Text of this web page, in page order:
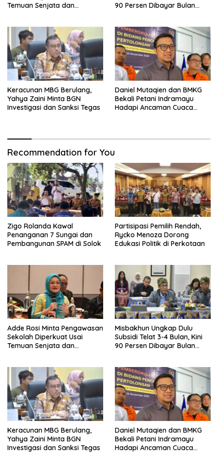
Temuan Senjata dan
90 Persen Dibayar Bulan
Keracunan MBG Berulang,
Yahya Zaini Minta BGN
Investigasi dan Sanksi Tegas
Daniel Mutaqien dan BMKG
Bekali Petani Indramayu
Hadapi Ancaman Cuaca
Recommendation for You
Zigo Rolanda Kawal
Penanganan 7 Sungai dan
Pembangunan SPAM di Solok
Partisipasi Pemilih Rendah,
Rycko Menoza Dorong
Edukasi Politik di Perkotaan
Adde Rosi Minta Pengawasan
Sekolah Diperkuat Usai
Temuan Senjata dan
Misbakhun Ungkap Dulu
Subsidi Telat 3-4 Bulan, Kini
90 Persen Dibayar Bulan
Keracunan MBG Berulang,
Yahya Zaini Minta BGN
Investigasi dan Sanksi Tegas
Daniel Mutaqien dan BMKG
Bekali Petani Indramayu
Hadapi Ancaman Cuaca